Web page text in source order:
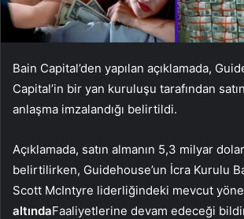
Bain Capital’den yapılan açıklamada,
Capital’in bir yan kuruluşu tarafından
anlaşma imzalandığı belirtildi.
Açıklamada, satın almanın 5,3 milyar
belirtilirken, Guidehouse’un İcra Kurulu
Scott McIntyre liderliğindeki mevcut
altındaFaaliyetlerine devam edeceği